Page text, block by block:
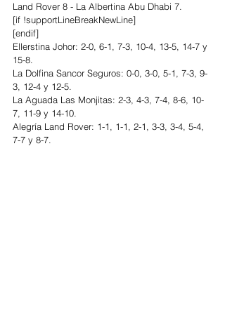
Land Rover 8 - La Albertina Abu Dhabi 7.
[if !supportLineBreakNewLine]
[endif]
Ellerstina Johor: 2-0, 6-1, 7-3, 10-4, 13-5, 14-7 y
15-8.
La Dolfina Sancor Seguros: 0-0, 3-0, 5-1, 7-3, 9-
3, 12-4 y 12-5.
La Aguada Las Monjitas: 2-3, 4-3, 7-4, 8-6, 10-
7, 11-9 y 14-10.
Alegría Land Rover: 1-1, 1-1, 2-1, 3-3, 3-4, 5-4,
7-7 y 8-7.